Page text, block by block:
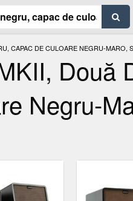
CAPAC DE CULOARE NEGRU-MARO,
Două
Negru-